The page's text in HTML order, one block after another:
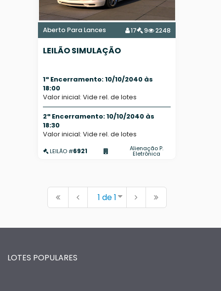
Aberto Para Lances 17 9 2248
LEILÃO SIMULAÇÃO
1ª Encerramento: 10/10/2040 às
18:00
Valor inicial: Vide rel. de lotes
2ª Encerramento: 10/10/2040 às
18:30
Valor inicial: Vide rel. de lotes
LEILÃO #6921 Alienação P.
Eletrônica
1 de 1
LOTES POPULARES